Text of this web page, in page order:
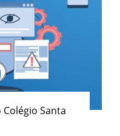
Santa